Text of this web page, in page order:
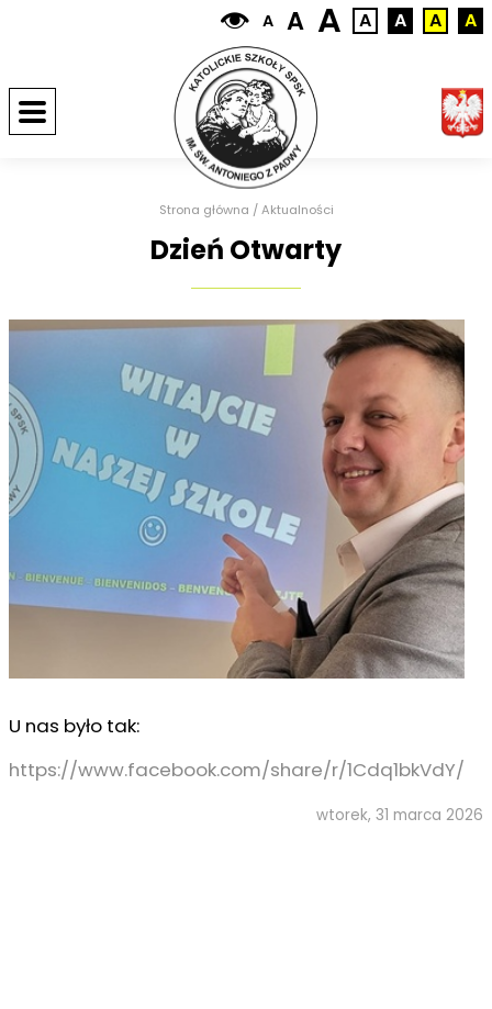
A A A A A A A
Strona główna /Aktualności
Dzień Otwarty
U nas było tak:
https://www.facebook.com/share/r/1Cdq1bkVdY/
wtorek, 31 marca 2026